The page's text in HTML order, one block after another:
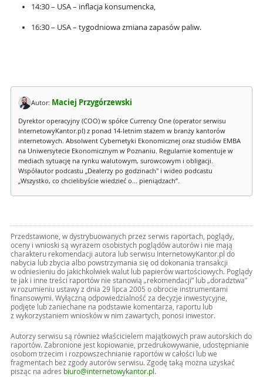
14:30 – USA – inflacja konsumencka,
16:30 – USA – tygodniowa zmiana zapasów paliw.
Autor: Maciej Przygórzewski
Dyrektor operacyjny (COO) w spółce Currency One (operator serwisu
InternetowyKantor.pl) z ponad 14-letnim stażem w branży kantorów
internetowych. Absolwent Cybernetyki Ekonomicznej oraz studiów EMBA
na Uniwersytecie Ekonomicznym w Poznaniu. Regularnie komentuje w
mediach sytuację na rynku walutowym, surowcowym i obligacji.
Współautor podcastu „Dealerzy po godzinach" i wideo podcastu
„Wszystko, co chcielibyście wiedzieć o... pieniądzach”.
Przedstawione, w dystrybuowanych przez serwis raportach, poglądy,
oceny i wnioski są wyrazem osobistych poglądów autorów i nie mają
charakteru rekomendacji autora lub serwisu InternetowyKantor.pl do
nabycia lub zbycia albo powstrzymania się od dokonania transakcji
w odniesieniu do jakichkolwiek walut lub papierów wartościowych. Poglądy
te jak i inne treści raportów nie stanowią „rekomendacji” lub „doradztwa”
w rozumieniu ustawy z dnia 29 lipca 2005 o obrocie instrumentami
finansowymi. Wyłączną odpowiedzialność za decyzje inwestycyjne,
podjęte lub zaniechane na podstawie komentarza, raportu lub
z wykorzystaniem wniosków w nim zawartych, ponosi inwestor.
Autorzy serwisu są również właścicielem majątkowych praw autorskich do
raportów. Zabronione jest kopiowanie, przedrukowywanie, udostępnianie
osobom trzecim i rozpowszechnianie raportów w całości lub we
fragmentach bez zgody autorów serwisu. Zgodę taką można uzyskać
pisząc na adres biuro@internetowykantor.pl .